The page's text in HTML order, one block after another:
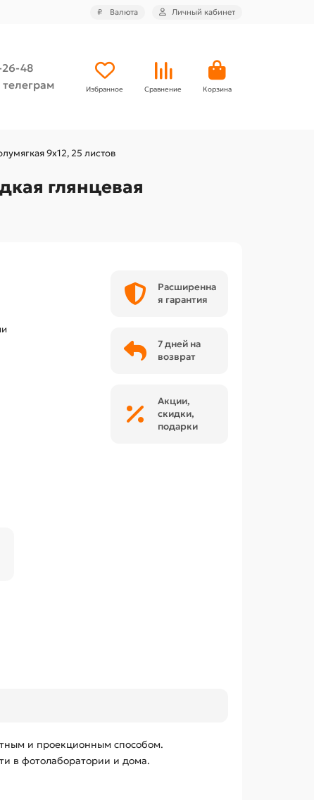
₽ Валюта Личный кабинет
26-48
Избранное Сравнение Корзина
9х12, 25 листов
глянцевая
Расширенна
я гарантия
7 дней на
возврат
Акции,
скидки,
подарки
и проекционным способом.
в фотолаборатории и дома.